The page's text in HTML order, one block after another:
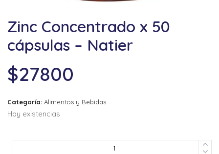
Zinc Concentrado x 50
cápsulas – Natier
$27800
Categoría: Alimentos y Bebidas
Hay existencias